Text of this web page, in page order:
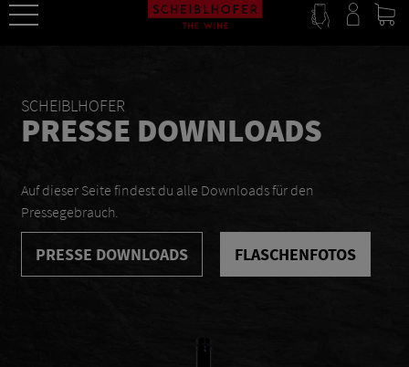
SCHEIBLHOFER
PRESSE DOWNLOADS
Auf dieser Seite findest du alle Downloads für den
Pressegebrauch.
PRESSE DOWNLOADS FLASCHENFOTOS